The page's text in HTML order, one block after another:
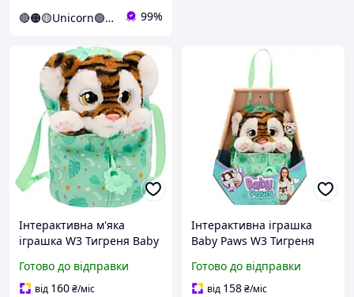
🔴🟠🟡Unicorn🟢🔵🟣 99%
Інтерактивна м'яка
іграшка W3 Тигреня Baby
Готово до відправки
від 160₴/міс
Інтерактивна іграшка
Baby Paws W3 Тигреня
Готово до відправки
від 158₴/міс